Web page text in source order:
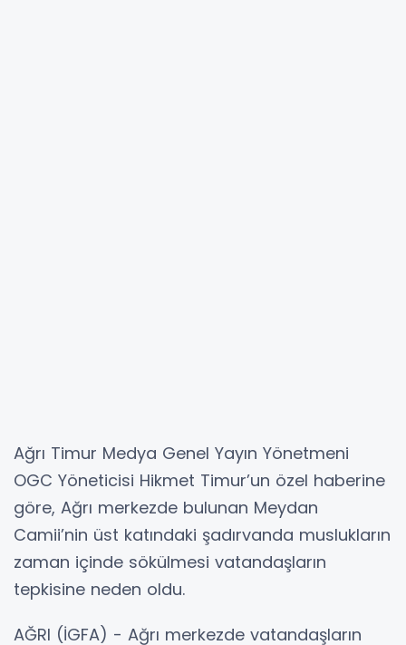
Ağrı Timur Medya Genel Yayın Yönetmeni
OGC Yöneticisi Hikmet Timur’un özel haberine
göre, Ağrı merkezde bulunan Meydan
Camii’nin üst katındaki şadırvanda muslukların
zaman içinde sökülmesi vatandaşların
tepkisine neden oldu.
AĞRI (İGFA) - Ağrı merkezde vatandaşların